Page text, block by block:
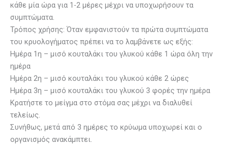
κάθε μία ώρα για 1-2 μέρες μέχρι να υποχωρήσουν τα
συμπτώματα.
Τρόπος χρήσης: Όταν εμφανιστούν τα πρώτα συμπτώματα
του κρυολογήματος πρέπει να το λαμβάνετε ως εξής:
Ημέρα 1η – μισό κουταλάκι του γλυκού κάθε 1 ώρα όλη την
ημέρα
Ημέρα 2η – μισό κουταλάκι του γλυκού κάθε 2 ώρες
Ημέρα 3η – μισό κουταλάκι του γλυκού 3 φορές την ημέρα
Κρατήστε το μείγμα στο στόμα σας μέχρι να διαλυθεί
τελείως.
Συνήθως, μετά από 3 ημέρες το κρύωμα υποχωρεί και ο
οργανισμός ανακάμπτει.